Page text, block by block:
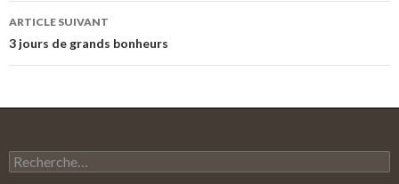
des
articles
ARTICLE SUIVANT
3 jours de grands bonheurs
R
e